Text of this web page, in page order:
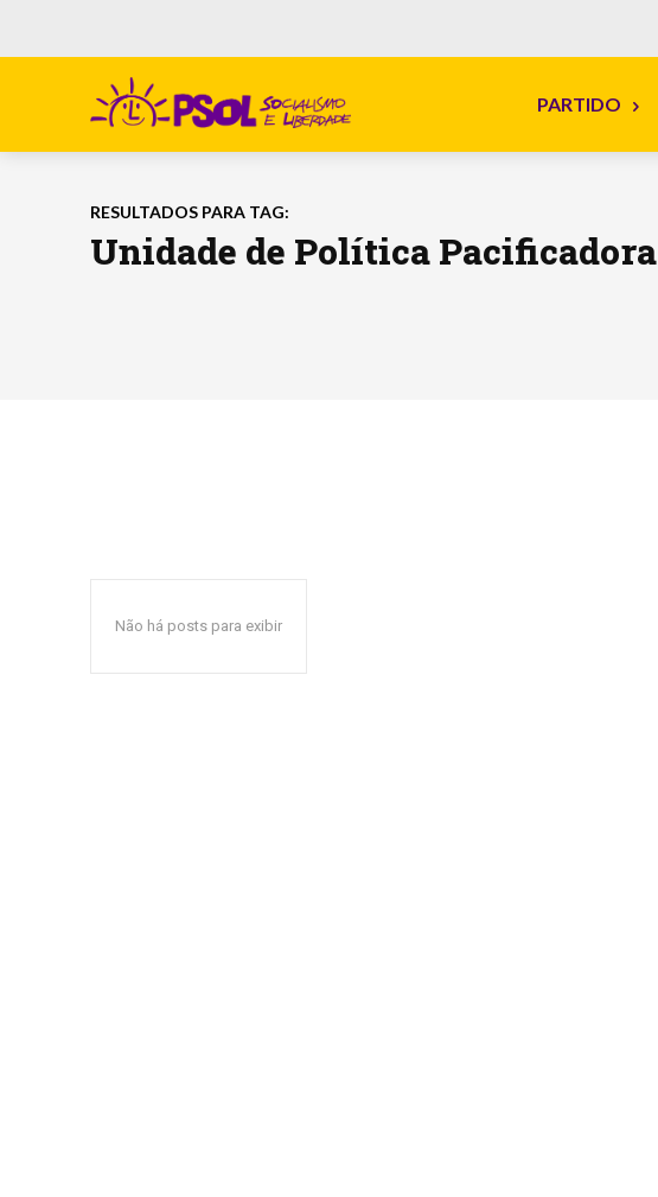
PARTIDO
RESULTADOS PARA TAG:
Unidade de Política Pacificadora
Não há posts para exibir